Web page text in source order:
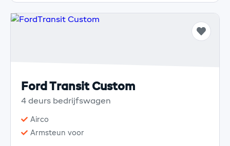
Ford Transit Custom
4 deurs bedrijfswagen
Airco
Armsteun voor